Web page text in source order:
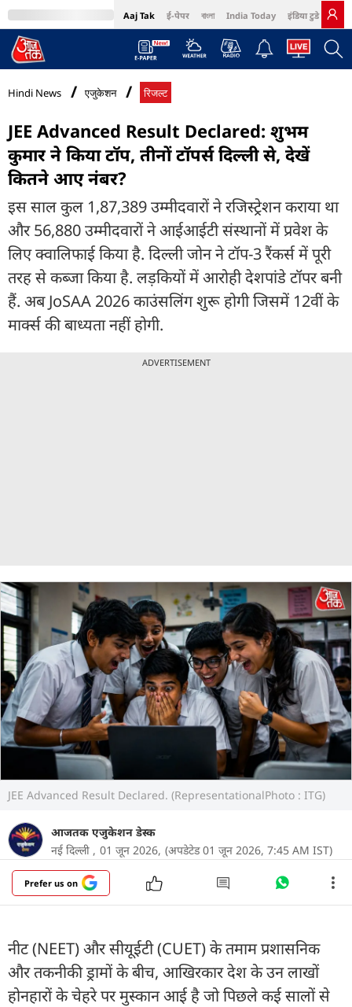
Aaj Tak ई-पेपर বাংলা India Today इंडिया टुडे हिंदी
MumbaiTak Cosmopolitan Harper's Bazaar Northeast
Hindi News एजुकेशन रिजल्ट
JEE Advanced Result Declared: शुभम
कुमार ने किया टॉप, तीनों टॉपर्स दिल्ली से, देखें
कितने आए नंबर?
इस साल कुल 1,87,389 उम्मीदवारों ने रजिस्ट्रेशन कराया था
और 56,880 उम्मीदवारों ने आईआईटी संस्थानों में प्रवेश के
लिए क्वालिफाई किया है. दिल्ली जोन ने टॉप-3 रैंकर्स में पूरी
तरह से कब्जा किया है. लड़कियों में आरोही देशपांडे टॉपर बनी
हैं. अब JoSAA 2026 काउंसलिंग शुरू होगी जिसमें 12वीं के
मार्क्स की बाध्यता नहीं होगी.
ADVERTISEMENT
JEE Advanced Result Declared. (RepresentationalPhoto : ITG)
आजतक एजुकेशन डेस्क
नई दिल्ली , 01 जून 2026, (अपडेटेड 01 जून 2026, 7:45 AM IST)
Prefer us on
नीट (NEET) और सीयूईटी (CUET) के तमाम प्रशासनिक
और तकनीकी ड्रामों के बीच, आखिरकार देश के उन लाखों
होनहारों के चेहरे पर मुस्कान आई है जो पिछले कई सालों से